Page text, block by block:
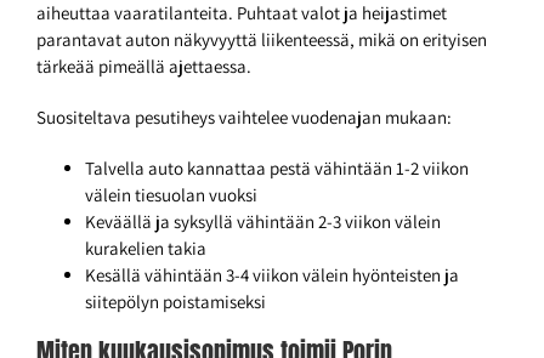
aiheuttaa vaaratilanteita. Puhtaat valot ja heijastimet
parantavat auton näkyvyyttä liikenteessä, mikä on erityisen
tärkeää pimeällä ajettaessa.
Suositeltava pesutiheys vaihtelee vuodenajan mukaan:
Talvella auto kannattaa pestä vähintään 1-2 viikon
välein tiesuolan vuoksi
Keväällä ja syksyllä vähintään 2-3 viikon välein
kurakelien takia
Kesällä vähintään 3-4 viikon välein hyönteisten ja
siitepölyn poistamiseksi